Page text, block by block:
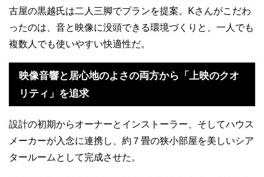
古屋の黒越氏は二人三脚でプランを提案。Kさんがこだわ
ったのは、音と映像に没頭できる環境づくりと、一人でも
複数人でも使いやすい快適性だ。
映像音響と居心地のよさの両方から「上映のクオ
リティ」を追求
設計の初期からオーナーとインストーラー、そしてハウス
メーカーが入念に連携し、約７畳の狭小部屋を美しいシア
タールームとして完成させた。